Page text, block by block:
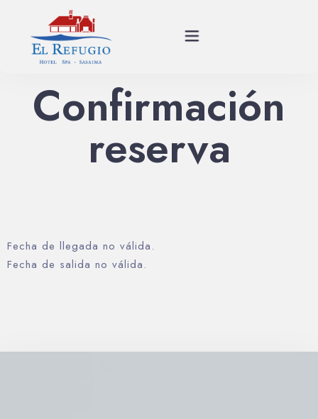
Planes
Spa
Historia
Confirmación
reserva
Fecha de llegada no válida.
Fecha de salida no válida.